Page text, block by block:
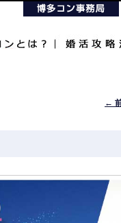
←